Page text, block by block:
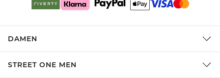
DAMEN
STREET ONE MEN